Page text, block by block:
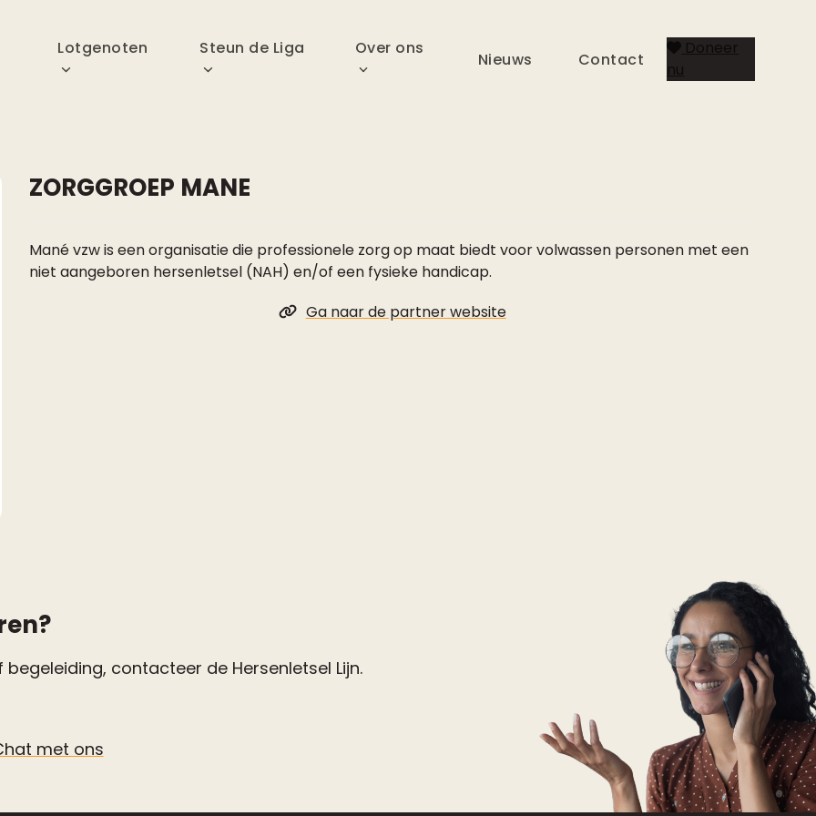
Lotgenoten Steun de Liga Over ons
Nieuws Contact
Doneer
nu
ZORGGROEP MANE
Mané vzw is een organisatie die professionele zorg op maat biedt voor volwassen personen met een
niet aangeboren hersenletsel (NAH) en/of een fysieke handicap.
Ga naar de partner website
contacteer de Hersenletsel Lijn.
met ons